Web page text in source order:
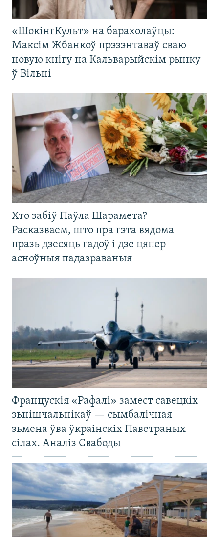
«ШокінгКульт» на барахолаўцы:
Максім Жбанкоў прэзэнтаваў сваю
новую кнігу на Кальварыйскім рынку
ў Вільні
Хто забіў Паўла Шарамета?
Расказваем, што пра гэта вядома
празь дзесяць гадоў і дзе цяпер
асноўныя падазраваныя
Францускія «Рафалі» замест савецкіх
зьнішчальнікаў — сымбалічная
зьмена ўва ўкраінскіх Паветраных
сілах. Аналіз Свабоды